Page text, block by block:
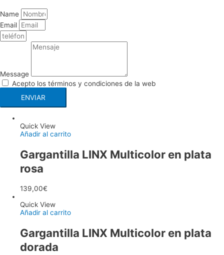
Name
Email
Message
Acepto los términos y condiciones de la web
ENVIAR
Quick View
Añadir al carrito
Gargantilla LINX Multicolor en plata
rosa
139,00€
Quick View
Añadir al carrito
Gargantilla LINX Multicolor en plata
dorada